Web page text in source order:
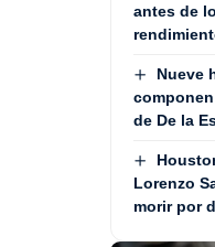
antes de
Nueve
de De la
Lorenzo
morir por